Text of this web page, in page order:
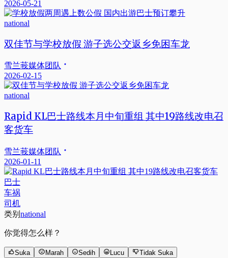
2026-05-21
national
双佳节与学校放假 游子选公交返乡免困车龙
雪兰莪媒体团队
2026-02-15
national
Rapid KL巴士路线本月中旬重组 其中19路线改电召
客货车
雪兰莪媒体团队
2026-01-11
巴士
车祸
司机
类别 national
你觉得怎么样？
Suka Marah Sedih Lucu Tidak Suka